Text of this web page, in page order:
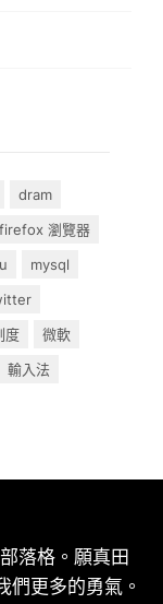
dram
firefox 瀏覽器
mysql
度
微軟
輸入法
落格。願真田
們更多的勇氣。